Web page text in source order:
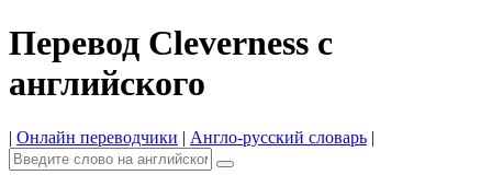
Перевод Cleverness с
английского
| Онлайн переводчики | Англо-русский словарь |